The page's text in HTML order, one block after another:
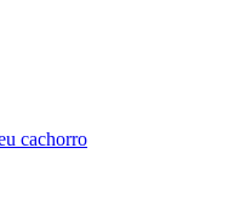
cachorro